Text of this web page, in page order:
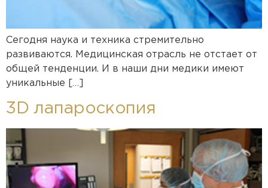
Сегодня наука и техника стремительно
развиваются. Медицинская отрасль не отстает от
общей тенденции. И в наши дни медики имеют
уникальные […]
3D лапароскопия